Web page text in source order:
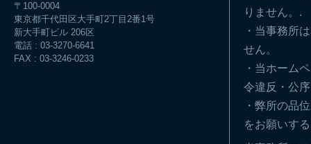
〒100-0004
東京都千代田区大手町2丁目2番1号
新大手町ビル 206区
電話 : 03-3270-6641
FAX : 03-3246-0233
りません。.
・当事務所
せん。
・当ホーム
令違反・公
・弊所の品
をお願いす